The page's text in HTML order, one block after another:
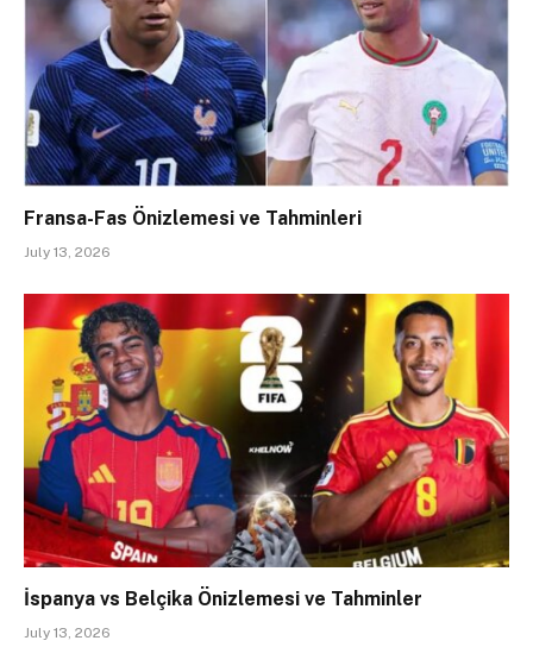
Fransa-Fas Önizlemesi ve Tahminleri
July 13, 2026
İspanya vs Belçika Önizlemesi ve Tahminler
July 13, 2026